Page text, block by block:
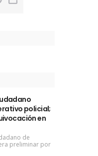
policial;
en
de
preliminar por